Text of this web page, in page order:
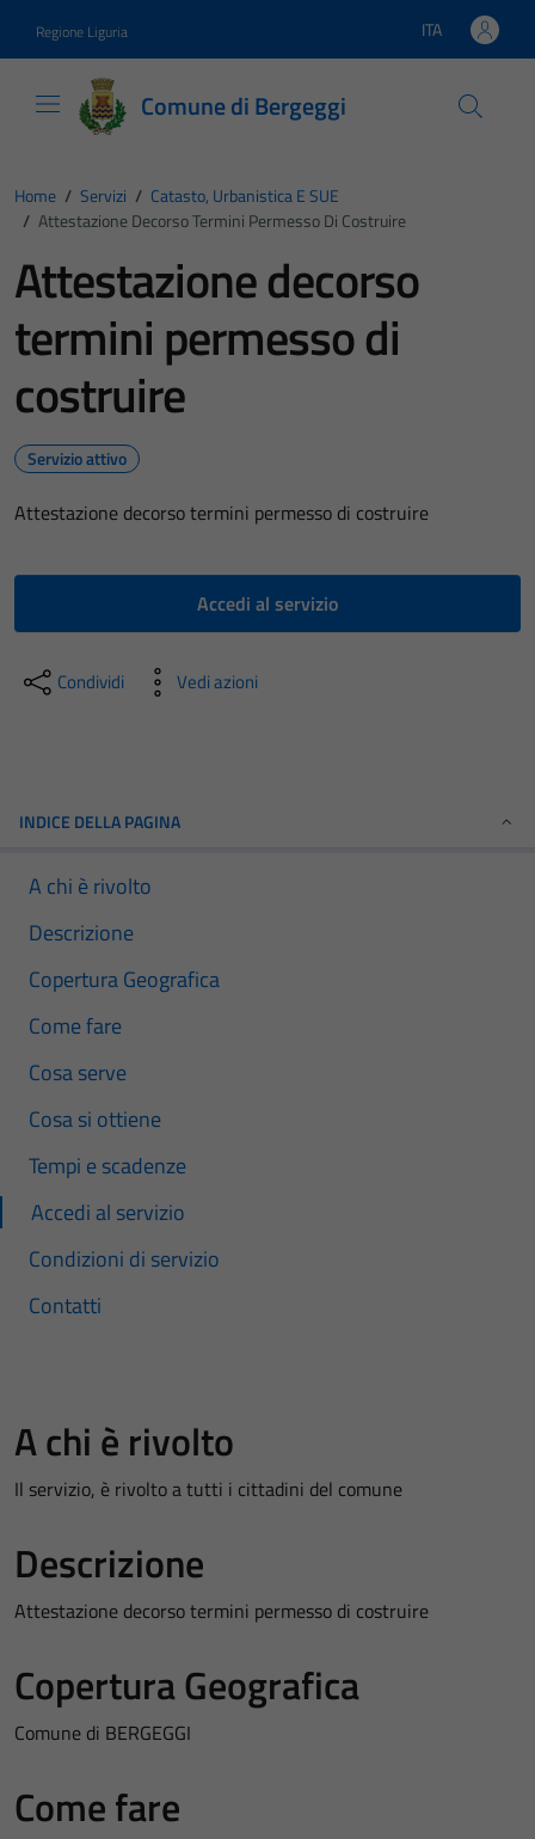
Regione Liguria Lingua attiva:
ITA
Comune di Bergeggi
Home / Servizi / Catasto, Urbanistica E SUE
/ Attestazione Decorso Termini Permesso Di Costruire
Attestazione decorso
termini permesso di
costruire
Servizio attivo
Attestazione decorso termini permesso di costruire
Accedi al servizio
Condividi Vedi azioni
INDICE DELLA PAGINA
A chi è rivolto
Descrizione
Copertura Geografica
Come fare
Cosa serve
Cosa si ottiene
Tempi e scadenze
Accedi al servizio
Condizioni di servizio
Contatti
A chi è rivolto
Il servizio, è rivolto a tutti i cittadini del comune
Descrizione
Attestazione decorso termini permesso di costruire
Copertura Geografica
Comune di BERGEGGI
Come fare